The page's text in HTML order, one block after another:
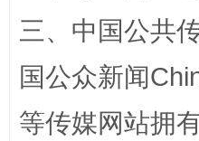
站台名比不上好声
三、中国公共
国公众新闻
等传媒网站拥